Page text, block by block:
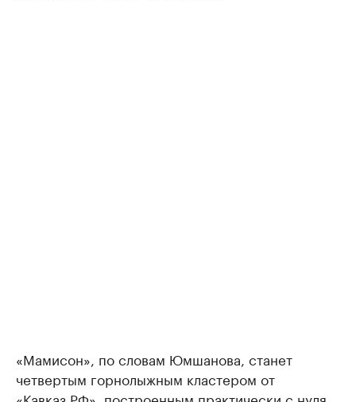
«Мамисон», по словам Юмшанова, станет
четвертым горнолыжным кластером от